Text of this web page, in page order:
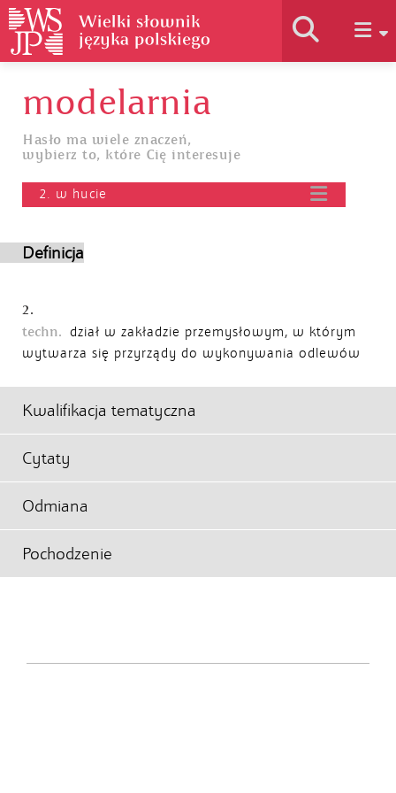
Historia słownika
Jak korzystać
modelarnia
Hasło ma wiele znaczeń,
wybierz to, które Cię interesuje
2. w hucie
Definicja
2.
techn. dział w zakładzie przemysłowym, w którym
wytwarza się przyrządy do wykonywania odlewów
Kwalifikacja tematyczna
Cytaty
Odmiana
Pochodzenie